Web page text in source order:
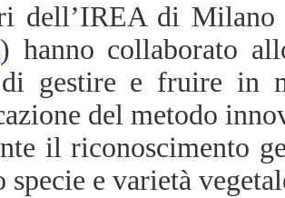
dell’IREA di Milano
) hanno collaborato
di gestire e fruire in
del metodo
il riconoscimento
specie e varietà